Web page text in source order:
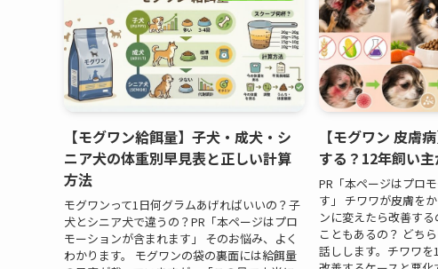
【モグワン給餌量】子犬・成犬・シ
ニア犬の体重別早見表と正しい計算
方法
モグワンって1日何グラムあげればいいの？子
犬とシニア犬で違うの？PR「本ページはプロ
モーションが含まれます」 そのお悩み、よく
わかります。 モグワンの袋の裏面には給餌量
【モグワン 皮膚
する？12年飼い
PR「本ページはプロ
す」 チワワが皮膚を
ンに変えたら改善す
こともあるの？ どち
話しします。チワワを